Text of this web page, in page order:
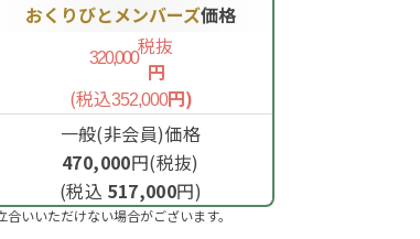
おくりびとメンバーズ価格
320,000税抜
円
(税込352,000円)
一般(非会員)価格
470,000円(税抜)
(税込 517,000円)
いいただけない場合がございます。